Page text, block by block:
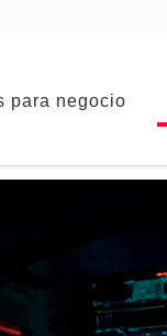
para negocio